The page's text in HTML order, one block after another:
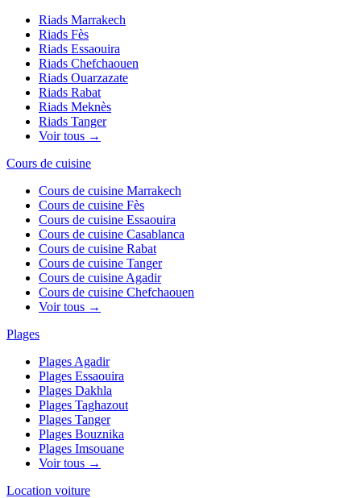
Riads Marrakech
Riads Fès
Riads Essaouira
Riads Chefchaouen
Riads Ouarzazate
Riads Rabat
Riads Meknès
Riads Tanger
Voir tous →
Cours de cuisine
Cours de cuisine Marrakech
Cours de cuisine Fès
Cours de cuisine Essaouira
Cours de cuisine Casablanca
Cours de cuisine Rabat
Cours de cuisine Tanger
Cours de cuisine Agadir
Cours de cuisine Chefchaouen
Voir tous →
Plages
Plages Agadir
Plages Essaouira
Plages Dakhla
Plages Taghazout
Plages Tanger
Plages Bouznika
Plages Imsouane
Voir tous →
Location voiture